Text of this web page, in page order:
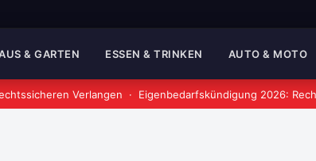
& GARTEN ESSEN & TRINKEN AUTO & MOTO
Verlangen · Eigenbedarfskündigung 2026: